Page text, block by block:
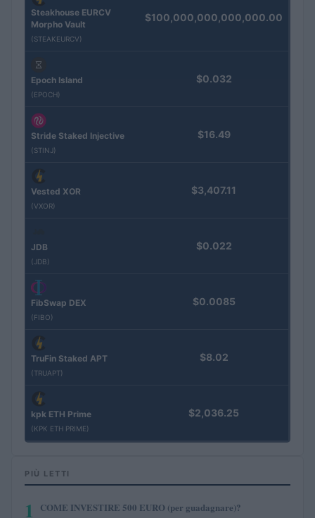
Steakhouse EURCV
Morpho Vault
(STEAKEURCV)
$100,000,000,000,000.00
Epoch Island
(EPOCH)
$0.032
Stride Staked Injective
(STINJ)
$16.49
Vested XOR
(VXOR)
$3,407.11
JDB
(JDB)
$0.022
FibSwap DEX
(FIBO)
$0.0085
TruFin Staked APT
(TRUAPT)
$8.02
kpk ETH Prime
(KPK ETH PRIME)
$2,036.25
PIÙ LETTI
1 COME INVESTIRE 500 EURO (per guadagnare)?